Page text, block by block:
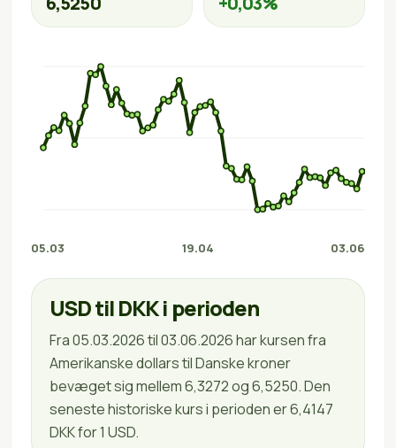
05.03 19.04 03.06
USD til DKK i perioden
Fra 05.03.2026 til 03.06.2026 har kursen fra
Amerikanske dollars til Danske kroner
bevæget sig mellem 6,3272 og 6,5250. Den
seneste historiske kurs i perioden er 6,4147
DKK for 1 USD.